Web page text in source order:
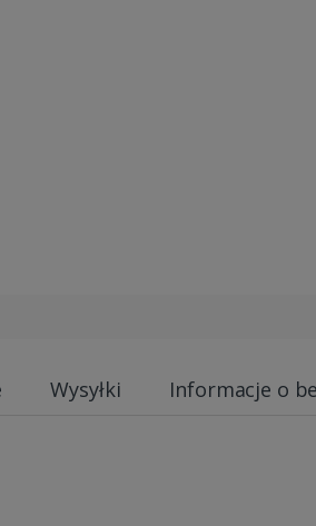
Wysyłki Informacje o